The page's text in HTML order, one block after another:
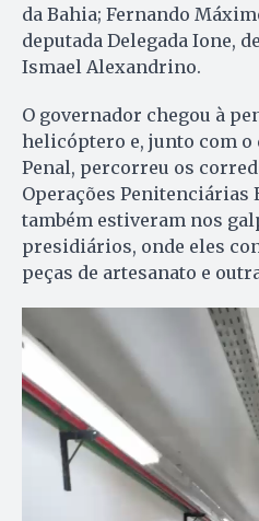
da Bahia; Fernando
deputada Delegada Ione,
Ismael Alexandrino.
O governador chegou à
helicóptero e, junto com
Penal, percorreu os
Operações Penitenciárias
também estiveram nos
presidiários, onde eles
peças de artesanato e